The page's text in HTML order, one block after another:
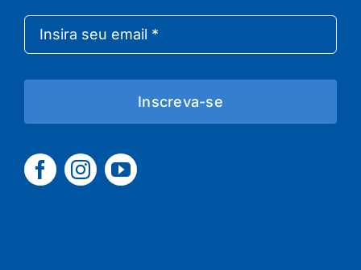
Inscreva-se